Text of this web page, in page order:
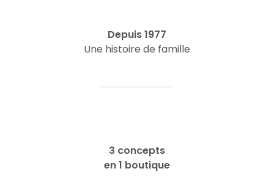
Depuis 1977
Une histoire de famille
3 concepts
en 1 boutique